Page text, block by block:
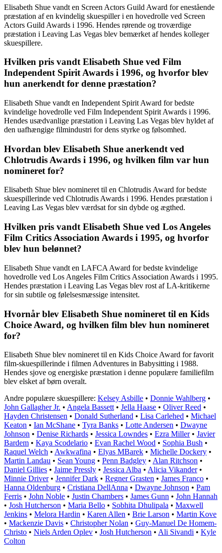
Elisabeth Shue vandt en Screen Actors Guild Award for enestående
præstation af en kvindelig skuespiller i en hovedrolle ved Screen
Actors Guild Awards i 1996. Hendes rørende og troværdige
præstation i Leaving Las Vegas blev bemærket af hendes kolleger
skuespillere.
Hvilken pris vandt Elisabeth Shue ved Film
Independent Spirit Awards i 1996, og hvorfor blev
hun anerkendt for denne præstation?
Elisabeth Shue vandt en Independent Spirit Award for bedste
kvindelige hovedrolle ved Film Independent Spirit Awards i 1996.
Hendes usædvanlige præstation i Leaving Las Vegas blev hyldet af
den uafhængige filmindustri for dens styrke og følsomhed.
Hvordan blev Elisabeth Shue anerkendt ved
Chlotrudis Awards i 1996, og hvilken film var hun
nomineret for?
Elisabeth Shue blev nomineret til en Chlotrudis Award for bedste
skuespillerinde ved Chlotrudis Awards i 1996. Hendes præstation i
Leaving Las Vegas blev værdsat for sin dybde og ægthed.
Hvilken pris vandt Elisabeth Shue ved Los Angeles
Film Critics Association Awards i 1995, og hvorfor
blev hun belønnet?
Elisabeth Shue vandt en LAFCA Award for bedste kvindelige
hovedrolle ved Los Angeles Film Critics Association Awards i 1995.
Hendes præstation i Leaving Las Vegas blev rost af LA-kritikerne
for sin subtile og følelsesmæssige intensitet.
Hvornår blev Elisabeth Shue nomineret til en Kids
Choice Award, og hvilken film blev hun nomineret
for?
Elisabeth Shue blev nomineret til en Kids Choice Award for favorit
film-skuespillerinde i filmen Adventures in Babysitting i 1988.
Hendes sjove og energiske præstation i denne populære familiefilm
blev elsket af børn overalt.
Andre populære skuespillere: Kelsey Asbille • Donnie Wahlberg •
John Gallagher Jr. • Angela Bassett • Jella Haase • Oliver Reed •
Hayden Christensen • Donald Sutherland • Lisa Carlehed • Michael
Keaton • Ian McShane • Tyra Banks • Lotte Andersen • Dwayne
Johnson • Denise Richards • Jessica Lowndes • Ezra Miller• Javier
Bardem • Kaya Scodelario • Evan Rachel Wood • Sophia Bush •
Raquel Welch • Awkwafina • Elyas MBarek • Michelle Dockery •
Martin Landau • Sean Young • Penn Badgley • Alan Ritchson •
Daniel Gillies • Jaime Pressly • Jessica Alba • Alicia Vikander•
Minnie Driver• Jennifer Dark • Regner Grasten • James Franco •
Hanna Oldenburg • Cristiana DellAnna • Dwayne Johnson • Pam
Ferris • John Noble • Justin Chambers • James Gunn • John Hannah
• Josh Hutcherson • Maria Bello • Sobhita Dhulipala • Maxwell
Jenkins • Melora Hardin • Karen Allen • Brie Larson • Martin Kove
• Mackenzie Davis • Christopher Nolan • Guy-Manuel De Homem-
Christo • Niels Arden Oplev • Josh Hutcherson • Ali Sivandi • Kyle
Colton